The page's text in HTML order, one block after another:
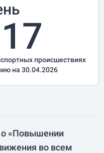
происшествиях
на 30.04.2026
«Повышении
во всем